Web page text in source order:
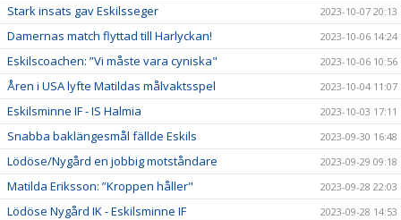
Stark insats gav Eskilsseger 2023-10-07 20:13
Damernas match flyttad till Harlyckan! 2023-10-06 14:24
Eskilscoachen: ”Vi måste vara cyniska" 2023-10-06 10:56
Åren i USA lyfte Matildas målvaktsspel 2023-10-04 11:07
Eskilsminne IF - IS Halmia 2023-10-03 17:11
Snabba baklängesmål fällde Eskils 2023-09-30 16:48
Lödöse/Nygård en jobbig motståndare 2023-09-29 09:18
Matilda Eriksson: ”Kroppen håller" 2023-09-28 22:03
Lödöse Nygård IK - Eskilsminne IF 2023-09-28 14:53